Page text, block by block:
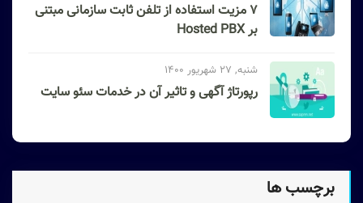
۷ مزیت استفاده از تلفن ثابت سازمانی مبتنی
بر Hosted PBX
شنبه, 27 شهریور 1400
رپورتاژ آگهی و تاثیر آن در خدمات سئو سایت
برچسب ها